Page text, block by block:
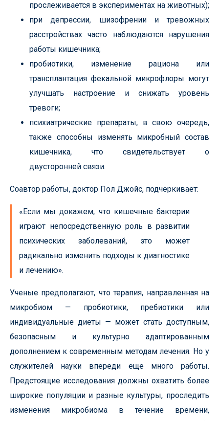
прослеживается в экспериментах на животных);
при депрессии, шизофрении и тревожных
расстройствах часто наблюдаются нарушения
работы кишечника;
пробиотики, изменение рациона или
трансплантация фекальной микрофлоры могут
улучшать настроение и снижать уровень
тревоги;
психиатрические препараты, в свою очередь,
также способны изменять микробный состав
кишечника, что свидетельствует о
двусторонней связи.
Соавтор работы, доктор Пол Джойс, подчеркивает:
«Если мы докажем, что кишечные бактерии
играют непосредственную роль в развитии
психических заболеваний, это может
радикально изменить подходы к диагностике
и лечению».
Ученые предполагают, что терапия, направленная на
микробиом — пробиотики, пребиотики или
индивидуальные диеты — может стать доступным,
безопасным и культурно адаптированным
дополнением к современным методам лечения. Но у
служителей науки впереди еще много работы.
Предстоящие исследования должны охватить более
широкие популяции и разные культуры, проследить
изменения микробиома в течение времени,